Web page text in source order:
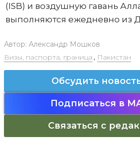
(ISB) и воздушную гавань
выполняются ежедневно из
Автор: Александр Мошков
Визы, паспорта, граница , Пакистан
Обсудить
Подписаться в
Связаться с